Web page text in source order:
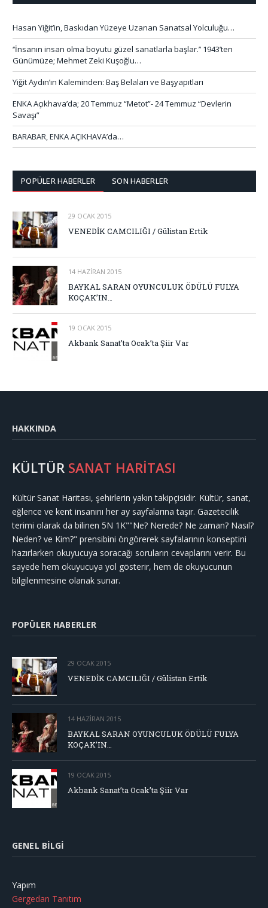
Hasan Yiğit’in, Baskıdan Yüzeye Uzanan Sanatsal Yolculuğu…
‘’İnsanın insan olma boyutu güzel sanatlarla başlar.’’ 1943’ten
Günümüze; Mehmet Zeki Kuşoğlu…
Yiğit Aydın’ın Kaleminden: Baş Belaları ve Başyapıtları
ENKA Açıkhava’da; 20 Temmuz “Metot”- 24 Temmuz “Devlerin
Savaşı”
BARABAR, ENKA AÇIKHAVA’da…
POPÜLER HABERLER SON HABERLER
29 OCAK 2015
VENEDİK CAMCILIĞI / Gülistan Ertik
14 HAZIRAN 2015
BAYKAL SARAN OYUNCULUK ÖDÜLÜ FULYA
KOÇAK’IN…
19 OCAK 2015
Akbank Sanat’ta Ocak’ta Şiir Var
HAKKINDA
KÜLTÜR SANAT HARİTASI
Kültür Sanat Haritası, şehirlerin yakın takipçisidir. Kültür, sanat,
eğlence ve kent insanını her ay sayfalarına taşır. Gazetecilik
terimi olarak da bilinen 5N 1K""Ne? Nerede? Ne zaman? Nasıl?
Neden? ve Kim?" prensibini öngörerek sayfalarının konseptini
hazırlarken okuyucuya soracağı soruların cevaplarını verir. Bu
sayede hem okuyucuya yol gösterir, hem de okuyucunun
bilgilenmesine olanak sunar.
POPÜLER HABERLER
29 OCAK 2015
VENEDİK CAMCILIĞI / Gülistan Ertik
14 HAZIRAN 2015
BAYKAL SARAN OYUNCULUK ÖDÜLÜ FULYA
KOÇAK’IN…
19 OCAK 2015
Akbank Sanat’ta Ocak’ta Şiir Var
GENEL BILGI
Yapım
Gergedan Tanıtım